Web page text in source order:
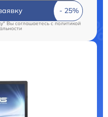
Вы соглашаетесь c политикой